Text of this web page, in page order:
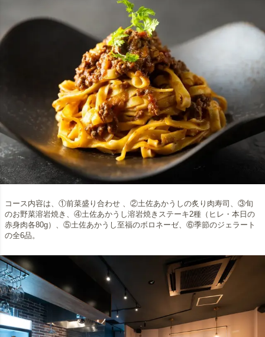
コース内容は、①前菜盛り合わせ 、②土佐あかうしの炙り肉寿司、③旬
のお野菜溶岩焼き、④土佐あかうし溶岩焼きステーキ2種（ヒレ・本日の
赤身肉各80g）、⑤土佐あかうし至福のボロネーゼ、⑥季節のジェラート
の全6品。